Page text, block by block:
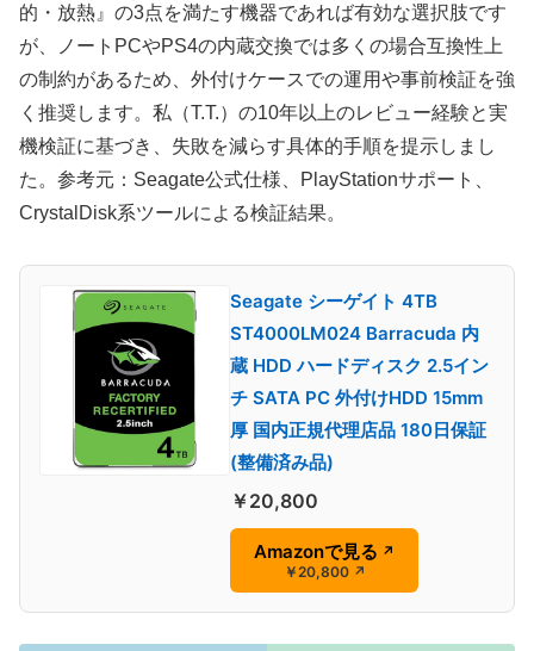
的・放熱』の3点を満たす機器であれば有効な選択肢です
が、ノートPCやPS4の内蔵交換では多くの場合互換性上
の制約があるため、外付けケースでの運用や事前検証を強
く推奨します。私（T.T.）の10年以上のレビュー経験と実
機検証に基づき、失敗を減らす具体的手順を提示しまし
た。参考元：Seagate公式仕様、PlayStationサポート、
CrystalDisk系ツールによる検証結果。
Seagate シーゲイト 4TB
ST4000LM024 Barracuda 内
蔵 HDD ハードディスク 2.5イン
チ SATA PC 外付けHDD 15mm
厚 国内正規代理店品 180日保証
(整備済み品)
￥20,800
Amazonで見る ↗
￥20,800 ↗